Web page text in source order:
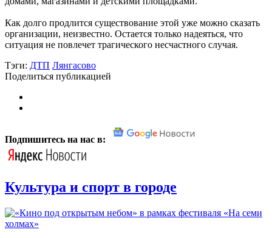
Как долго продлится существование этой уже можно сказать
организации, неизвестно. Остается только надеяться, что
ситуация не повлечет трагического несчастного случая.
Тэги: ДТП Лянгасово
Поделиться публикацией
Подпишитесь на нас в:
Культура и спорт в городе